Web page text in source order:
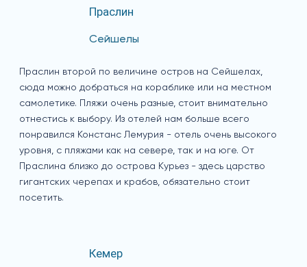
Праслин
Сейшелы
Праслин второй по величине остров на Сейшелах,
сюда можно добраться на кораблике или на местном
самолетике. Пляжи очень разные, стоит внимательно
отнестись к выбору. Из отелей нам больше всего
понравился Констанс Лемурия - отель очень высокого
уровня, с пляжами как на севере, так и на юге. От
Праслина близко до острова Курьез - здесь царство
гигантских черепах и крабов, обязательно стоит
посетить.
Кемер